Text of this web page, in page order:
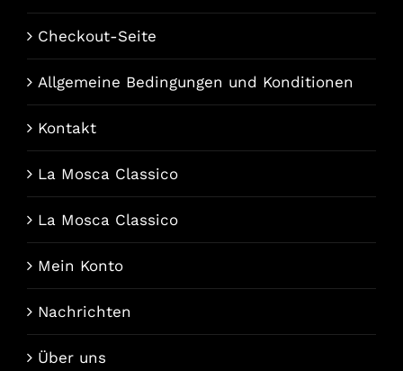
Checkout-Seite
Allgemeine Bedingungen und Konditionen
Kontakt
La Mosca Classico
La Mosca Classico
Mein Konto
Nachrichten
Über uns